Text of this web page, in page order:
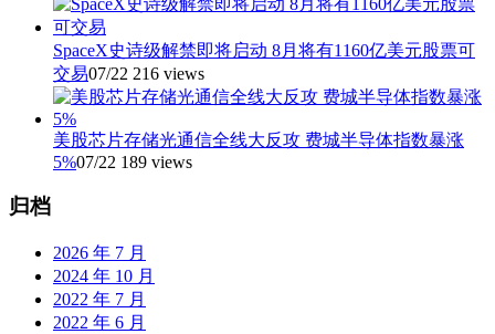
SpaceX史诗级解禁即将启动 8月将有1160亿美元股票可
交易07/22 216 views
美股芯片存储光通信全线大反攻 费城半导体指数暴涨
5%07/22 189 views
归档
2026 年 7 月
2024 年 10 月
2022 年 7 月
2022 年 6 月